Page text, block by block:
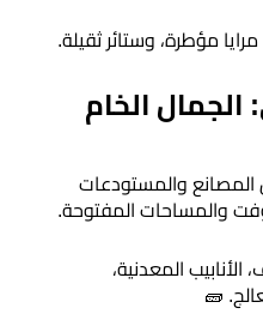
مؤطرة، وستائر ثقيلة.
الخام
والمستودعات
والمساحات المفتوحة.
المعدنية،
🧱